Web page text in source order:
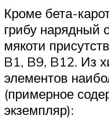
Кроме бета-
грибу нарядный
мякоти
B1, B9, B12. Из
элементов
(примерное
экземпляр):